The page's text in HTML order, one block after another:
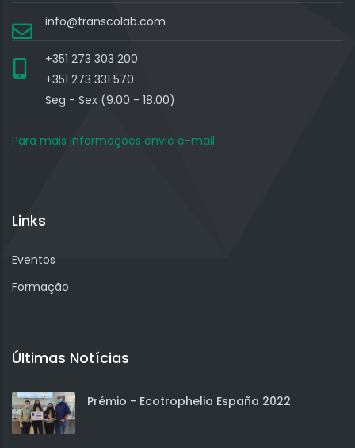
info@transcolab.com
+351 273 303 200
+351 273 331 570
Seg - Sex (9.00 - 18.00)
Para mais informações envie e-mail
Links
Eventos
Formação
Últimas Notícias
Prémio - Ecotrophelia España 2022